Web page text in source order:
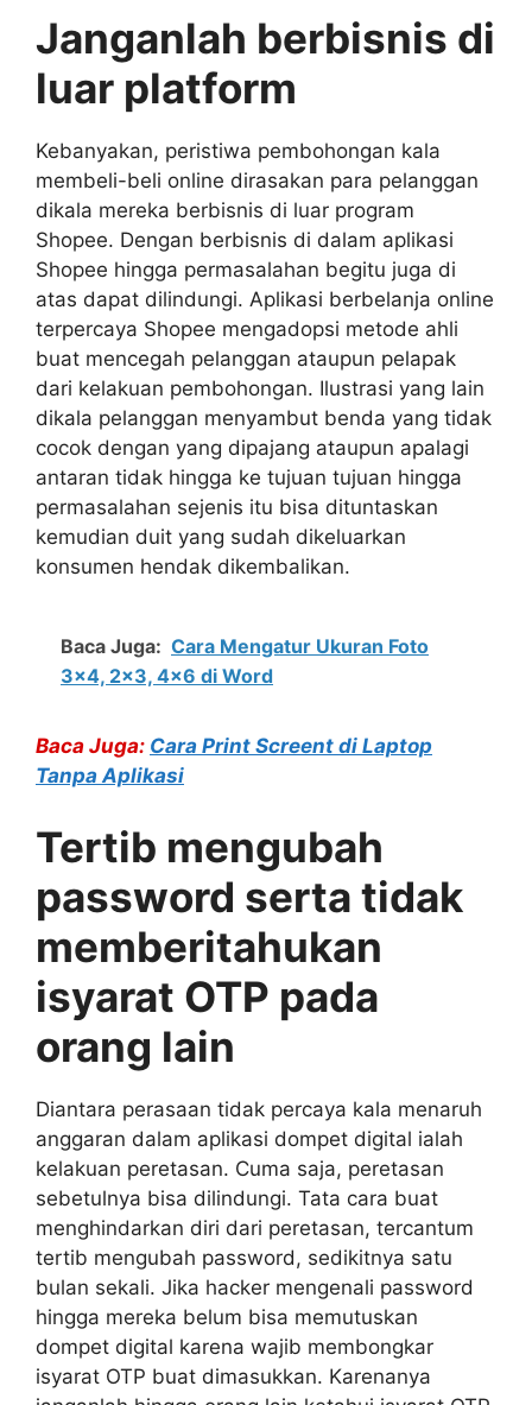
Janganlah berbisnis di
luar platform
Kebanyakan, peristiwa pembohongan kala
membeli-beli online dirasakan para pelanggan
dikala mereka berbisnis di luar program
Shopee. Dengan berbisnis di dalam aplikasi
Shopee hingga permasalahan begitu juga di
atas dapat dilindungi. Aplikasi berbelanja online
terpercaya Shopee mengadopsi metode ahli
buat mencegah pelanggan ataupun pelapak
dari kelakuan pembohongan. Ilustrasi yang lain
dikala pelanggan menyambut benda yang tidak
cocok dengan yang dipajang ataupun apalagi
antaran tidak hingga ke tujuan tujuan hingga
permasalahan sejenis itu bisa dituntaskan
kemudian duit yang sudah dikeluarkan
konsumen hendak dikembalikan.
Baca Juga: Cara Mengatur Ukuran Foto
3x4, 2x3, 4x6 di Word
Baca Juga: Cara Print Screent di Laptop
Tanpa Aplikasi
Tertib mengubah
password serta tidak
memberitahukan
isyarat OTP pada
orang lain
Diantara perasaan tidak percaya kala menaruh
anggaran dalam aplikasi dompet digital ialah
kelakuan peretasan. Cuma saja, peretasan
sebetulnya bisa dilindungi. Tata cara buat
menghindarkan diri dari peretasan, tercantum
tertib mengubah password, sedikitnya satu
bulan sekali. Jika hacker mengenali password
hingga mereka belum bisa memutuskan
dompet digital karena wajib membongkar
isyarat OTP buat dimasukkan. Karenanya